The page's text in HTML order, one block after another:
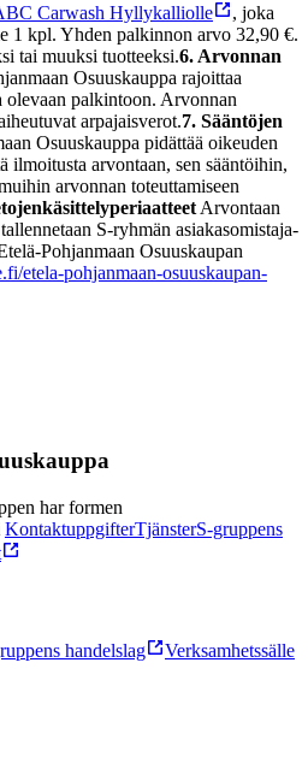
Carwash Hyllykalliolle
, joka
1 kpl. Yhden palkinnon arvo 32,90 €.
tai muuksi tuotteeksi.6. Arvonnan
Osuuskauppa rajoittaa
olevaan palkintoon. Arvonnan
arpajaisverot.7. Sääntöjen
Osuuskauppa pidättää oikeuden
ilmoitusta arvontaan, sen sääntöihin,
arvonnan toteuttamiseen
Arvontaan
S-ryhmän asiakasomistaja-
Pohjanmaan Osuuskaupan
etela-pohjanmaan-osuuskaupan-
har formen
KontaktuppgifterTjänsterS-gruppens
handelslag Verksamhetssälle